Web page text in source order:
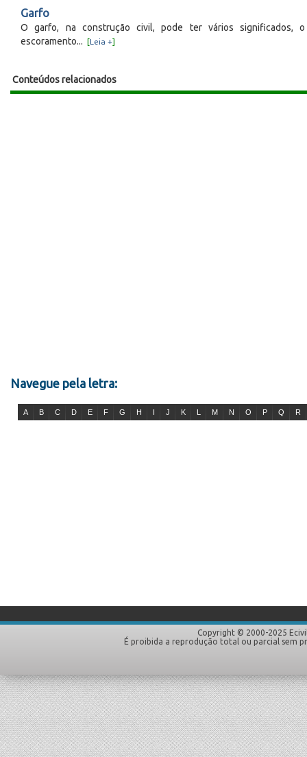
Garfo
O garfo, na construção civil, pode ter vários significados,
escoramento... [Leia +]
Conteúdos relacionados
Navegue pela letra:
A B C D E F G H I J K L M N O P Q R
Copyright © 2000-2025
É proibida a reprodução total ou parcial sem